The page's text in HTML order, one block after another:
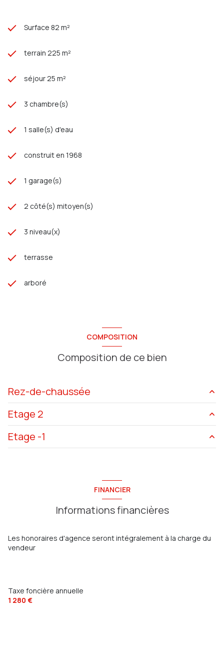
Surface 82 m²
terrain 225 m²
séjour 25 m²
3 chambre(s)
1 salle(s) d'eau
construit en 1968
1 garage(s)
2 côté(s) mitoyen(s)
3 niveau(x)
terrasse
arboré
COMPOSITION
Composition de ce bien
Rez-de-chaussée
WC
entrée
6 m²
Etage 2
salle d'eau
Etage -1
FINANCIER
Informations financières
Les honoraires d'agence seront intégralement à la charge du
vendeur
Taxe foncière annuelle
1 280 €